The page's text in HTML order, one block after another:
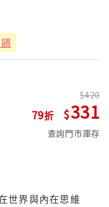
79
420
331
查詢門市庫存
世界與內在思維